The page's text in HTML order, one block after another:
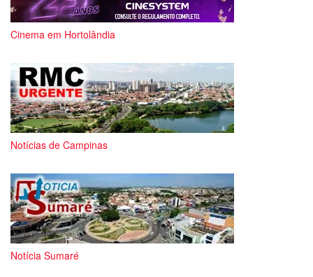
Cinema em Hortolândia
Notícias de Campinas
Notícia Sumaré